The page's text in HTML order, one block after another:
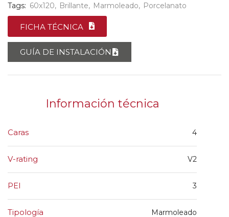
Tags: 60x120, Brillante, Marmoleado, Porcelanato
FICHA TÉCNICA
GUÍA DE INSTALACIÓN
Información técnica
Caras 4
V-rating V2
PEI 3
Tipología Marmoleado